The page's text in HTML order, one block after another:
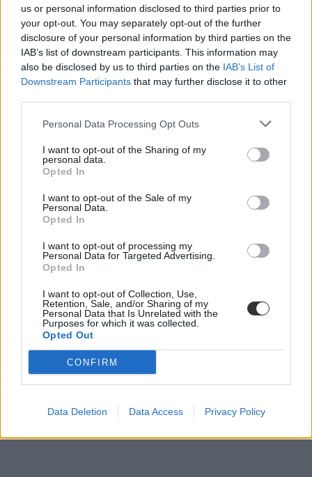
us or personal information disclosed to third parties prior to
your opt-out. You may separately opt-out of the further
disclosure of your personal information by third parties on the
IAB’s list of downstream participants. This information may
also be disclosed by us to third parties on the IAB’s List of
Downstream Participants that may further disclose it to other
Personal Data Processing Opt Outs
I want to opt-out of the Sharing of my
personal data.
Opted In
I want to opt-out of the Sale of my
Personal Data.
Opted In
I want to opt-out of processing my
Personal Data for Targeted Advertising.
Opted In
I want to opt-out of Collection, Use,
Retention, Sale, and/or Sharing of my
Personal Data that Is Unrelated with the
Purposes for which it was collected.
Opted Out
CONFIRM
Data Deletion Data Access Privacy Policy